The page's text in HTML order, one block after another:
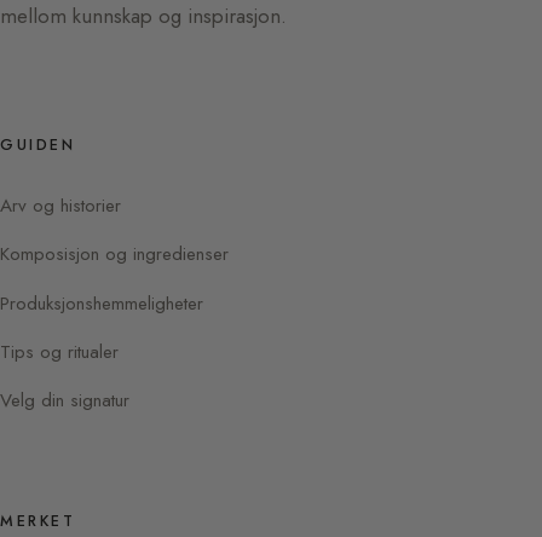
mellom kunnskap og inspirasjon.
GUIDEN
Arv og historier
Komposisjon og ingredienser
Produksjonshemmeligheter
Tips og ritualer
Velg din signatur
MERKET